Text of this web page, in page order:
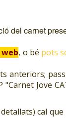
del carnet
, o bé pots
anteriors;
Jove
cal